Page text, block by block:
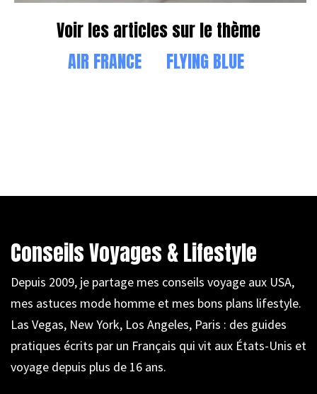
Voir les articles sur le thème
AIR FRANCE
FLYING BLUE
Conseils Voyages & Lifestyle
Depuis 2009, je partage mes conseils voyage aux USA,
mes astuces mode homme et mes bons plans lifestyle.
Las Vegas, New York, Los Angeles, Paris : des guides
pratiques écrits par un Français qui vit aux États-Unis et
voyage depuis plus de 16 ans.